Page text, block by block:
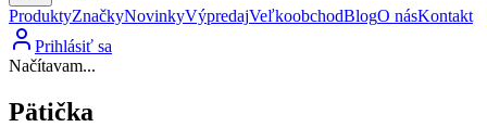
ProduktyZnačkyNovinkyVýpredajVeľkoobchodBlogO násKontakt
Prihlásiť sa
Načítavam...
Pätička